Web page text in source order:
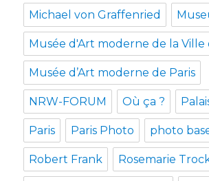
Michael von Graffenried
Musée d'Art moderne de la Ville
Musée d’Art moderne de Paris
NRW-FORUM Où ça ?
Paris Paris Photo photo
Robert Frank Rosemarie